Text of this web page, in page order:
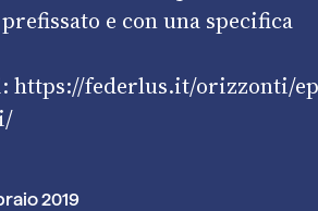
e con una specifica
https://federlus.it/orizzonti/
2019